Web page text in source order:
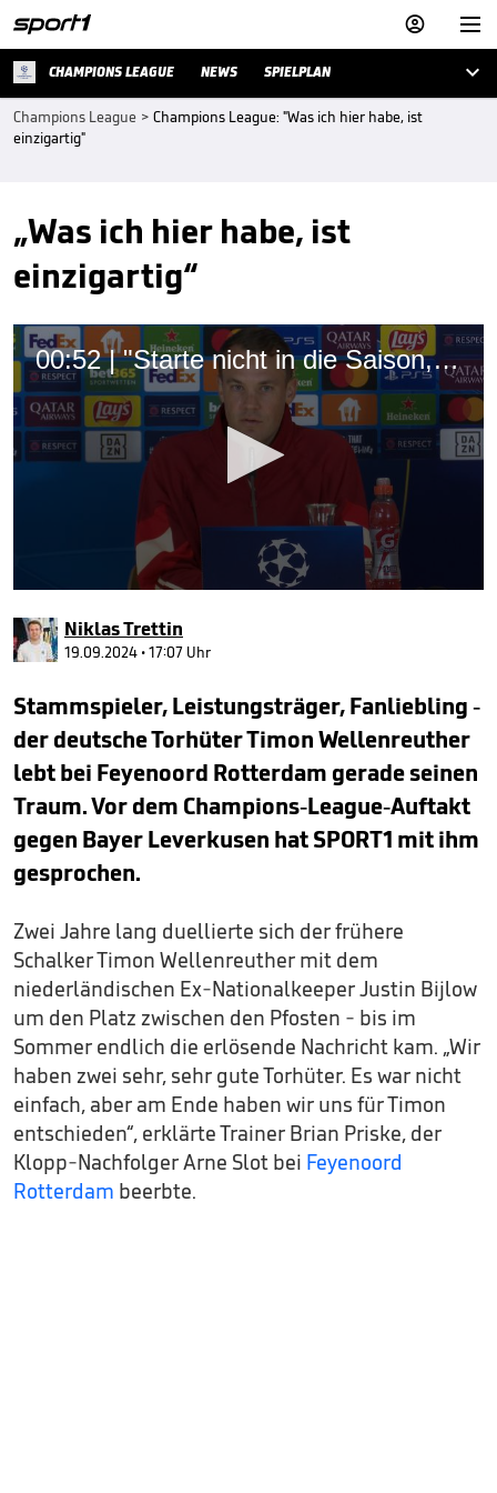


CHAMPIONS LEAGUE NEWS SPIELPLAN 
Champions League > Champions League: "Was ich hier habe, ist
einzigartig"
„Was ich hier habe, ist
einzigartig“
00:52 | "Starte nicht in die Saison, um auf Wiedersehen zu sagen!"
seconds
of
52
seconds
Niklas Trettin
19.09.2024 • 17:07 Uhr
Stammspieler, Leistungsträger, Fanliebling -
der deutsche Torhüter Timon Wellenreuther
lebt bei Feyenoord Rotterdam gerade seinen
Traum. Vor dem Champions-League-Auftakt
gegen Bayer Leverkusen hat SPORT1 mit ihm
gesprochen.
Zwei Jahre lang duellierte sich der frühere
Schalker Timon Wellenreuther mit dem
niederländischen Ex-Nationalkeeper Justin Bijlow
um den Platz zwischen den Pfosten - bis im
Sommer endlich die erlösende Nachricht kam. „Wir
haben zwei sehr, sehr gute Torhüter. Es war nicht
einfach, aber am Ende haben wir uns für Timon
entschieden“, erklärte Trainer Brian Priske, der
Klopp-Nachfolger Arne Slot bei Feyenoord
Rotterdam beerbte.